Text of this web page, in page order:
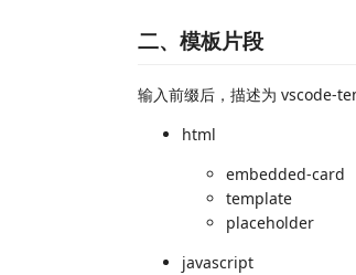
二、模板片段
输入前缀后，描述为 vscode-
html
embedded-card
template
placeholder
javascript